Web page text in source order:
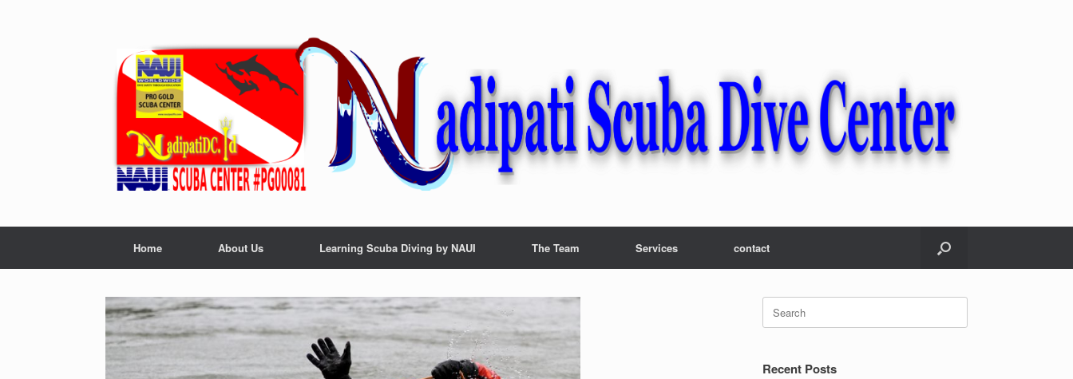
Home About Us Learning Scuba Diving by NAUI The Team Services contact
Search
for:
Recent Posts